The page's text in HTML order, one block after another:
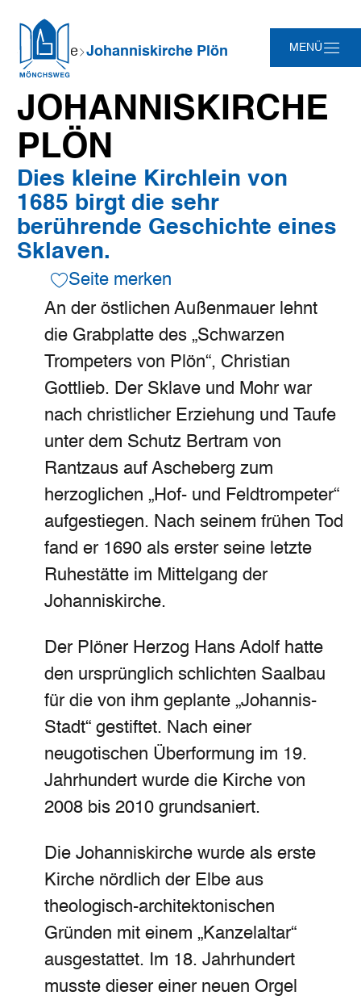
Hauptinhalt
Suche
Navigation
Footer
MENÜ
Sie
sind
hier:
Startseite Johanniskirche Plön
JOHANNISKIRCHE
PLÖN
Dies kleine Kirchlein von
1685 birgt die sehr
berührende Geschichte eines
Sklaven.
Seite merken
An der östlichen Außenmauer lehnt
die Grabplatte des „Schwarzen
Trompeters von Plön“, Christian
Gottlieb. Der Sklave und Mohr war
nach christlicher Erziehung und Taufe
unter dem Schutz Bertram von
Rantzaus auf Ascheberg zum
herzoglichen „Hof- und Feldtrompeter“
aufgestiegen. Nach seinem frühen Tod
fand er 1690 als erster seine letzte
Ruhestätte im Mittelgang der
Johanniskirche.
Der Plöner Herzog Hans Adolf hatte
den ursprünglich schlichten Saalbau
für die von ihm geplante „Johannis-
Stadt“ gestiftet. Nach einer
neugotischen Überformung im 19.
Jahrhundert wurde die Kirche von
2008 bis 2010 grundsaniert.
Die Johanniskirche wurde als erste
Kirche nördlich der Elbe aus
theologisch-architektonischen
Gründen mit einem „Kanzelaltar“
ausgestattet. Im 18. Jahrhundert
musste dieser einer neuen Orgel